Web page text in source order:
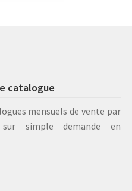
catalogue
mensuels de vente par
sur simple demande en